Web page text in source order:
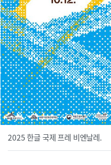
2025 한글 국제 프레 비엔날레.